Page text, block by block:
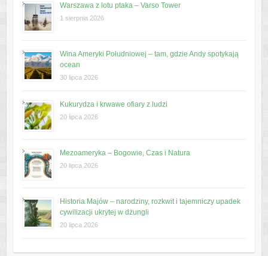
Warszawa z lotu ptaka – Varso Tower
1 sierpnia 2026
Wina Ameryki Południowej – tam, gdzie Andy spotykają
ocean
30 lipca 2026
Kukurydza i krwawe ofiary z ludzi
20 lipca 2026
Mezoameryka – Bogowie, Czas i Natura
20 lipca 2026
Historia Majów – narodziny, rozkwit i tajemniczy upadek
cywilizacji ukrytej w dżungli
20 lipca 2026